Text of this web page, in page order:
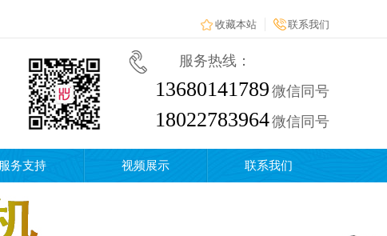
收藏本站 联系我们
服务热线：
13680141789 微信同号
18022783964微信同号
服务支持 视频展示 联系我们